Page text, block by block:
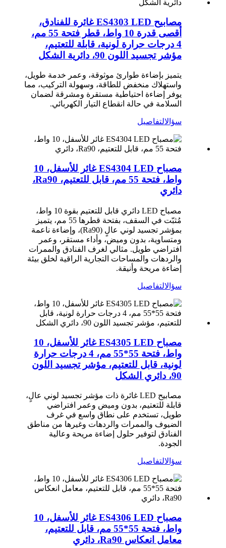
مصابيح ES4303 LED غائرة للفنادق،
أقصى قدرة 10 واط، قطر فتحة 55 مم،
4 درجات حرارة لونية، قابلة للتعتيم،
مؤشر تجسيد اللون 90، دائرية الشكل
يتميز بإضاءة طوارئ موثوقة، وعمر خدمة طويل،
واستهلاك منخفض للطاقة، وسهولة التركيب، مما
يوفر إضاءة احتياطية مستقرة ومشرقة لضمان
السلامة في حالة انقطاع التيار الكهربائي.
سؤالالتفاصيل
مصباح ES4304 LED غائر للأسفل، 10
واط، فتحة 55 مم، قابل للتعتيم، Ra90،
دائري
مصباح LED دائري قابل للتعتيم بقوة 10 واط،
مُثبّت في السقف، بفتحة قطرها 55 مم، يتميز
بمؤشر تجسيد لوني عالٍ (Ra90)، وإضاءة ناعمة
ومتساوية، بدون وميض، وأداء مستقر، وعمر
افتراضي طويل. مثالي لغرف الفنادق والممرات
والردهات والمساحات التجارية الراقية لخلق بيئة
إضاءة مريحة وأنيقة.
سؤالالتفاصيل
مصباح ES4305 LED غائر للأسفل، 10
واط، فتحة 55*55 مم، 4 درجات حرارة
لونية، قابل للتعتيم، مؤشر تجسيد اللون
90، دائري الشكل
مصابيح LED غائرة ذات مؤشر تجسيد لوني عالٍ،
قابلة للتعتيم، بدون وميض وعمر افتراضي
طويل، تستخدم على نطاق واسع في غرف
الضيوف والممرات والردهات وغيرها من مناطق
الفنادق لتوفير حلول إضاءة مريحة وعالية
الجودة.
سؤالالتفاصيل
مصباح ES4306 LED غائر للأسفل، 10
واط، فتحة 55*55 مم، قابل للتعتيم،
معامل انعكاس Ra90، دائري